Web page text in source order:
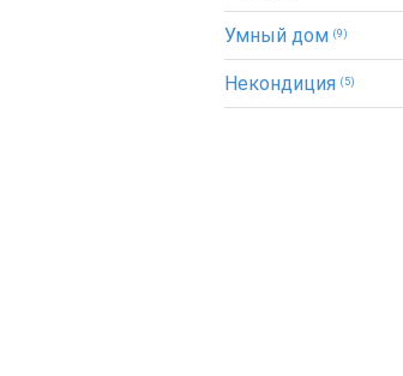
Умный дом (9)
Некондиция (5)